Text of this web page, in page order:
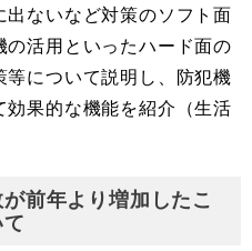
ないなど対策のソフト面
活用といったハード面の
について説明し、防犯機
果的な機能を紹介（生活
前年より増加したこ